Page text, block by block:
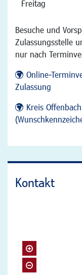
Freitag
Besuche und
Zulassungsstelle
nur nach
Online-
Zulassung
Kreis
Kontakt